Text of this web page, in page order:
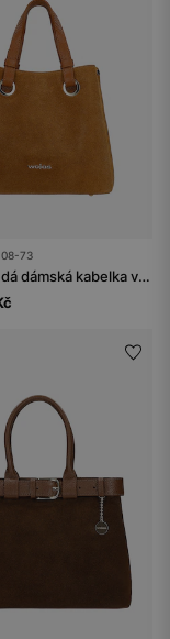
73
Světle hnědá dámská kabelka ve stylu kufříku